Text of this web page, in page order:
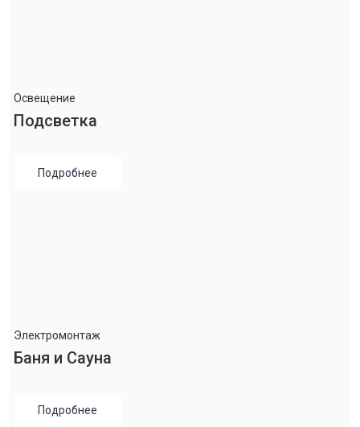
Освещение
Подсветка
Подробнее
Электромонтаж
Баня и Сауна
Подробнее